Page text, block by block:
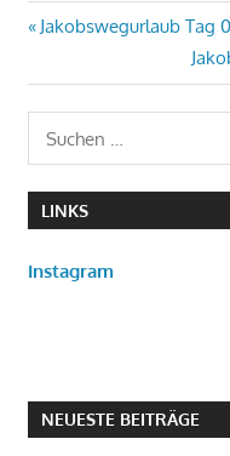
Vorheriger
Jakobswegurlaub Tag
LINKS
Instagram
NEUESTE BEITRÄGE